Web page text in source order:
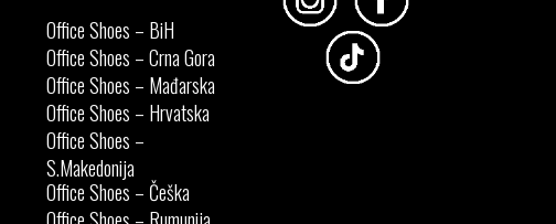
Office Shoes – BiH
Office Shoes – Crna Gora
Office Shoes – Mađarska
Office Shoes – Hrvatska
Office Shoes –
S.Makedonija
Office Shoes – Češka